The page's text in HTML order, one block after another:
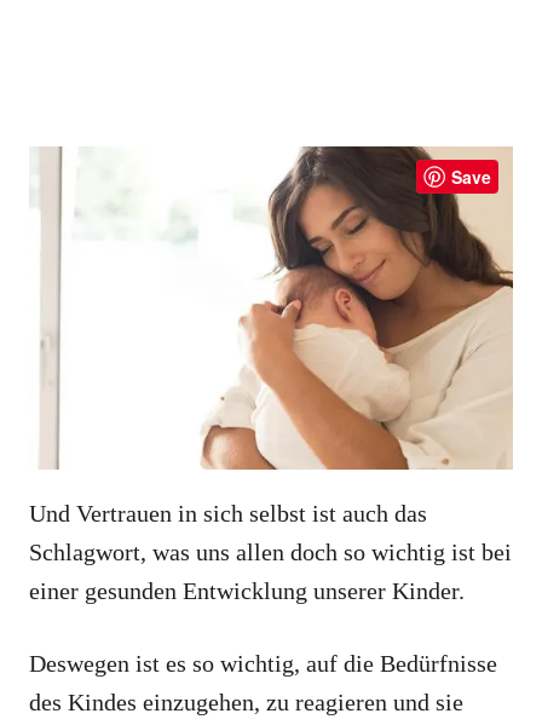
Save
Und Vertrauen in sich selbst ist auch das
Schlagwort, was uns allen doch so wichtig ist bei
einer gesunden Entwicklung unserer Kinder.
Deswegen ist es so wichtig, auf die Bedürfnisse
des Kindes einzugehen, zu reagieren und sie